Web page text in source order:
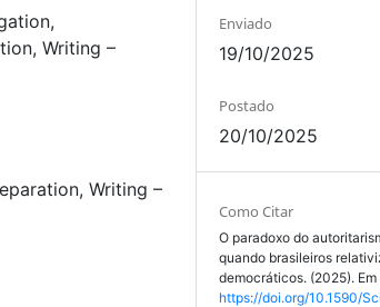
Writing –
Writing –
Enviado
19/10/2025
Postado
20/10/2025
Como Citar
O paradoxo do
quando brasileiros
democráticos. (2025). Em
https://doi.org/10.1590/